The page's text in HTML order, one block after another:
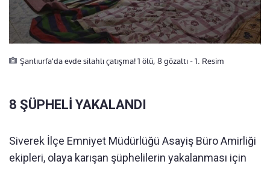
Şanlıurfa'da evde silahlı çatışma! 1 ölü, 8 gözaltı - 1. Resim
8 ŞÜPHELİ YAKALANDI
Siverek İlçe Emniyet Müdürlüğü Asayiş Büro Amirliği
ekipleri, olaya karışan şüphelilerin yakalanması için